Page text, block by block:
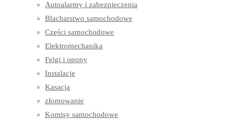
Autoalarmy i zabezpieczenia
Blacharstwo samochodowe
Części samochodowe
Elektromechanika
Felgi i opony
Instalacje
Kasacja
złomowanie
Komisy samochodowe